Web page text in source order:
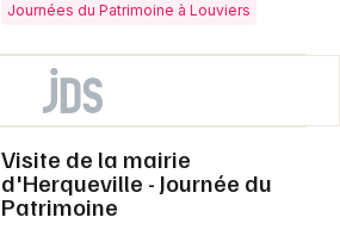
Journées du Patrimoine à Louviers
Visite de la mairie
d'Herqueville - Journée du
Patrimoine